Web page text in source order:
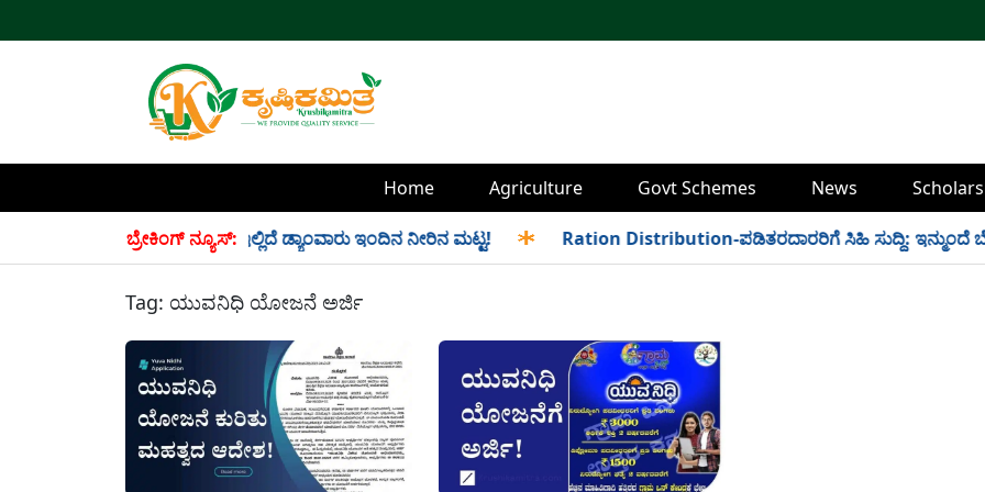
Home Agriculture Govt Schemes News
ಬ್ರೇಕಿಂಗ್ ನ್ಯೂಸ್:
34 TMC ನೀರು ಸಂಗ್ರಹ! ಇಲ್ಲಿದೆ ಡ್ಯಾಂವಾರು ಇಂದಿನ ನೀರಿನ ಮಟ್ಟ! ✱ Ration Distribution-ಪಡಿತರದಾರರಿಗೆ ಸಿಹಿ ಸುದ್ದಿ: ಇನ್ಮುಂದೆ
Tag: ಯುವನಿಧಿ ಯೋಜನೆ ಅರ್ಜಿ